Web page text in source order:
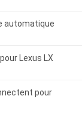
automatique
Lexus LX
pour